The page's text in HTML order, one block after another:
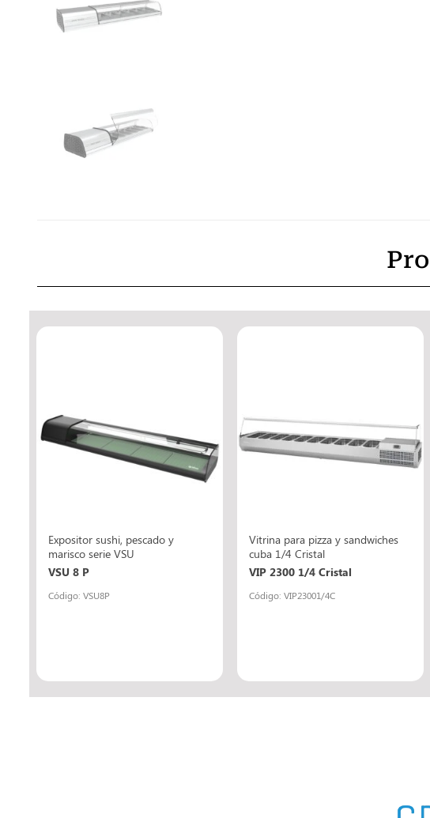
Expositor sushi, pescado y
marisco serie VSU
VSU 8 P
Código: VSU8P
Vitrina para pizza y sandwiches
cuba 1/4 Cristal
VIP 2300 1/4 Cristal
Código: VIP23001/4C